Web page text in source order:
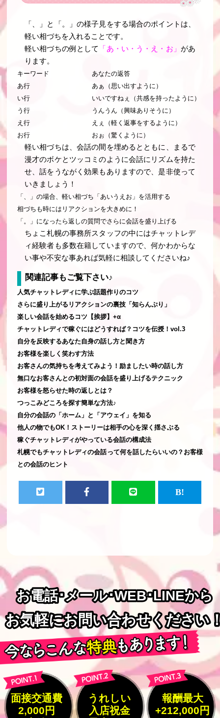
「、」と「。」の様子見をする場合のポイントは、
軽い相づちを入れることです。
軽い相づちの例として
「あ・い・う・え・お」 があ
ります。
キーワード
あなたの返答
あ行
あぁ（思い出すように）
い行
いいですねぇ（共感を持ったように）
う行
うんうん（興味ありそうに）
え行
えぇ（軽く返事をするように）
お行
おぉ（驚くように）
軽い相づちは、会話の間を埋めるとともに、まるで
漫才のボケとツッコミのように会話にリズムを持た
せ、話をうながく効果もありますので、是非使って
いきましょう！
「、」の場合、軽い相づち「あいうえお」を活用する
相づちも時にはリアクションを大きめに！
「。」になったら返しの質問でさらに会話を盛り上げる
ちょこ札幌の事務所スタッフの中にはチャットレデ
ィ経験者も多数在籍していますので、何かわからな
い事や不安な事あれば気軽に相談してくださいね♪
関連記事もご覧下さい♪
人気チャットレディに学ぶ話題作りのコツ
さらに盛り上がるリアクションの裏技「知らんぷり」
楽しい会話を始めるコツ【挨拶】+α
チャットレディで稼ぐにはどうすれば？コツを伝授！vol.3
自分を反映するあなた自身の話し方と聞き方
お客様を楽しく笑わす方法
お客さんの気持ちを考えてみよう！励ましたい時の話し方
無口なお客さんとの初対面の会話を盛り上げるテクニック
お客様を怒らせた時の返しとは？
つっこみどころを探す簡単な方法♪
自分の会話の「ホーム」と「アウェイ」を知る
他人の物でもOK！ストーリーは相手の心を深く揺さぶる
稼ぐチャットレディがやっている会話の構成法
札幌でもチャットレディの会話って何を話したらいいの？お客様
との会話のヒント
お電話･メール･WEB･LINEから
お電話･メール･WEB･LINEから
お気軽にお問い合わせください
お気軽にお問い合わせください
面接交通費
2,000円
うれしい
入店祝金
報酬最大
+212,000円